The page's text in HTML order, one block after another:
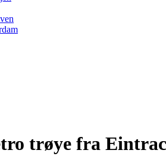
trøye fra